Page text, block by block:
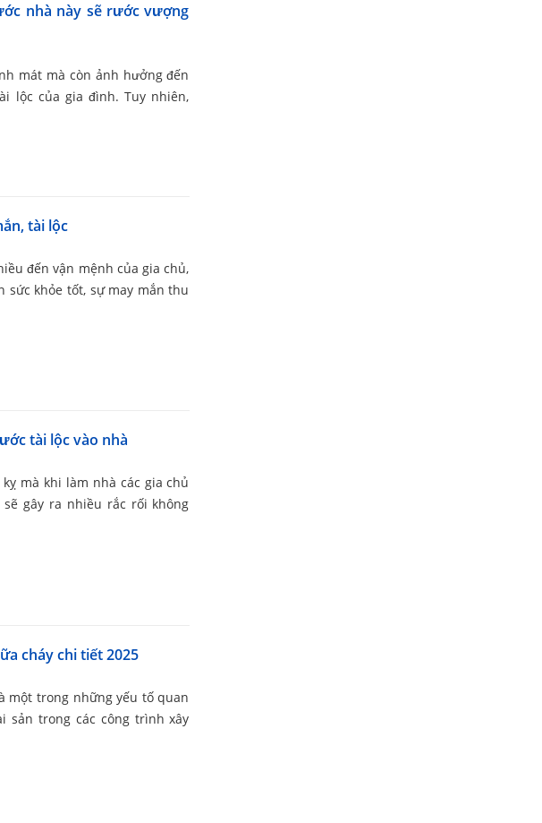
nhà này sẽ rước vượng
mát mà còn ảnh hưởng đến
lộc của gia đình. Tuy nhiên,
tài lộc
đến vận mệnh của gia chủ,
sức khỏe tốt, sự may mắn thu
tài lộc vào nhà
mà khi làm nhà các gia chủ
gây ra nhiều rắc rối không
cháy chi tiết 2025
một trong những yếu tố quan
sản trong các công trình xây